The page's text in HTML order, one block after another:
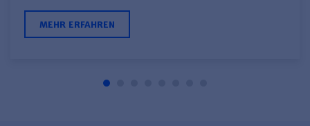
MEHR ERFAHREN